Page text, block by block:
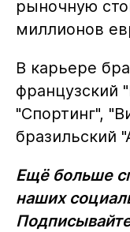
рыночную
миллионов
В карьере
французский
"Спортинг",
бразильский
Ещё больше
наших